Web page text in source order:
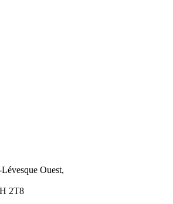
Ouest,
2T8